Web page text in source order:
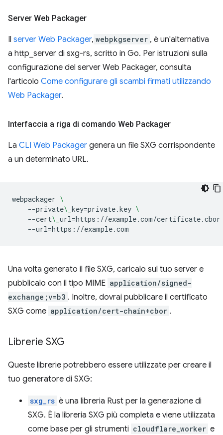
Server Web Packager
Il server Web Packager, webpkgserver , è un'alternativa
a http_server di sxg-rs, scritto in Go. Per istruzioni sulla
configurazione del server Web Packager, consulta
l'articolo Come configurare gli scambi firmati utilizzando
Web Packager.
Interfaccia a riga di comando Web Packager
La CLI Web Packager genera un file SXG corrispondente
a un determinato URL.
webpackager \
--private\_ key=private.key \
--cert\_ url=https://example.com/certificate.cbor
--url=
Una volta generato il file SXG, caricalo sul tuo server e
pubblicalo con il tipo MIME application/signed-
exchange;v=b3 . Inoltre, dovrai pubblicare il certificato
SXG come application/cert-chain+cbor .
Librerie SXG
Queste librerie potrebbero essere utilizzate per creare il
tuo generatore di SXG:
sxg_rs è una libreria Rust per la generazione di
SXG. È la libreria SXG più completa e viene utilizzata
come base per gli strumenti cloudflare_worker e